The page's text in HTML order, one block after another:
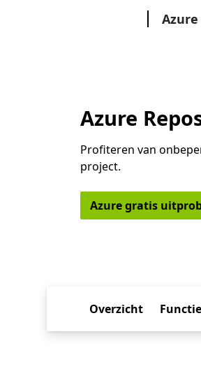
Azure
Azure
Profiteren van
project.
Azure gratis
Overzicht